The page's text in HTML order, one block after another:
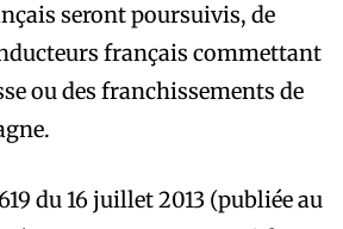
seront poursuivis, de
français commettant
ou des franchissements de
du 16 juillet 2013 (publiée au